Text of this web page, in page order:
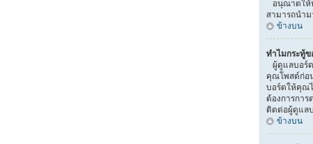
อนุณาตให้
สามารถนำ
ข้างบน
ทำไมกระทู้
ผู้ดูแลบอร์
คุณโพสต์ก่อ
บอร์ดให้คุณ
ต้องการกา
ติดต่อผู้ดูแล
ข้างบน